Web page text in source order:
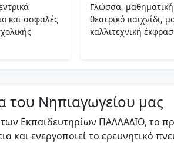
και ασφαλές
Γλώσσα,
θεατρικό παιχνίδι,
καλλιτεχνική
του Νηπιαγωγείου μας
Εκπαιδευτηρίων ΠΑΛΛΑΔΙΟ, το
και ενεργοποιεί το ερευνητικό